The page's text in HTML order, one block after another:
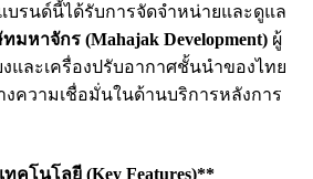
บรนด์นี้ได้รับการจัดจำหน่ายและดูแล
มหาจักร (Mahajak Development) ผู้
และเครื่องปรับอากาศชั้นนำของไทย
ความเชื่อมั่นในด้านบริการหลังการ
คโนโลยี (Key Features)**